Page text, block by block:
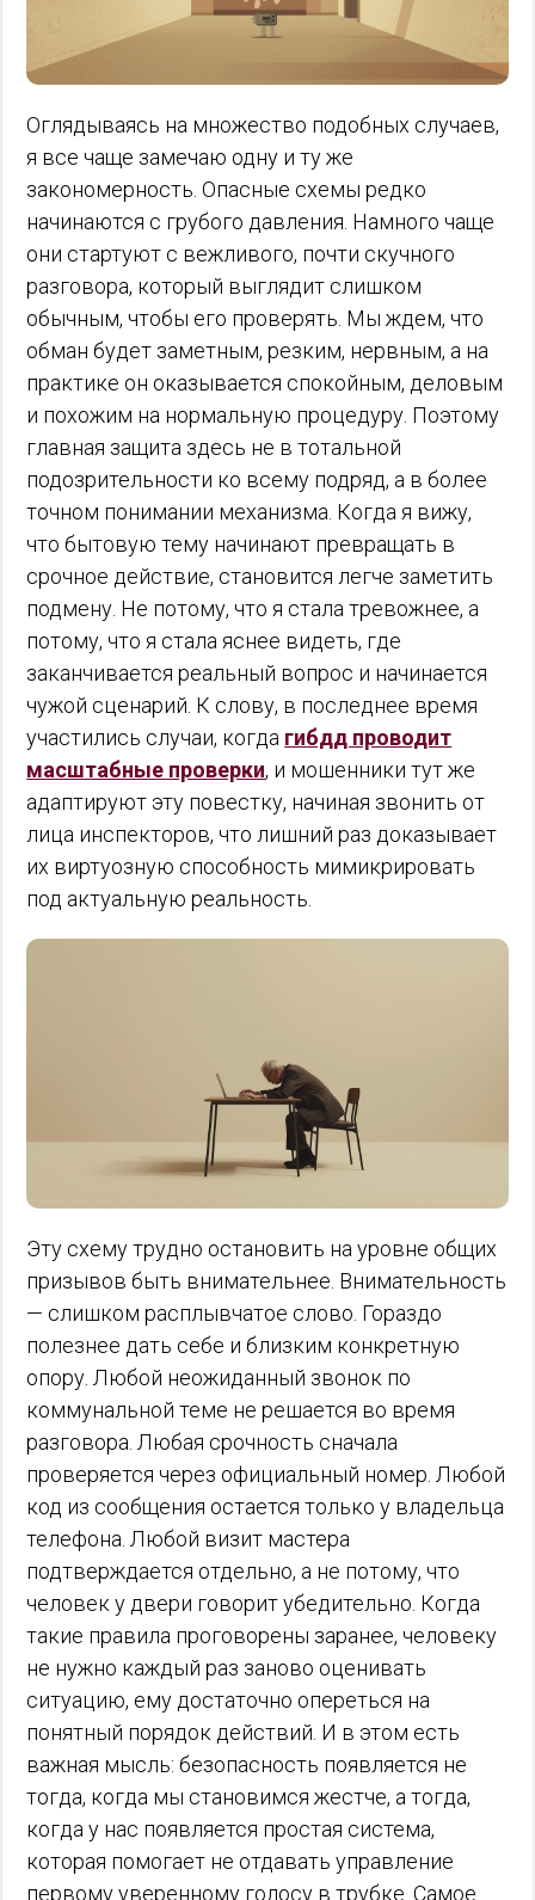
Оглядываясь на множество подобных случаев,
я все чаще замечаю одну и ту же
закономерность. Опасные схемы редко
начинаются с грубого давления. Намного чаще
они стартуют с вежливого, почти скучного
разговора, который выглядит слишком
обычным, чтобы его проверять. Мы ждем, что
обман будет заметным, резким, нервным, а на
практике он оказывается спокойным, деловым
и похожим на нормальную процедуру. Поэтому
главная защита здесь не в тотальной
подозрительности ко всему подряд, а в более
точном понимании механизма. Когда я вижу,
что бытовую тему начинают превращать в
срочное действие, становится легче заметить
подмену. Не потому, что я стала тревожнее, а
потому, что я стала яснее видеть, где
заканчивается реальный вопрос и начинается
чужой сценарий. К слову, в последнее время
участились случаи, когда гибдд проводит
масштабные проверки, и мошенники тут же
адаптируют эту повестку, начиная звонить от
лица инспекторов, что лишний раз доказывает
их виртуозную способность мимикрировать
под актуальную реальность.
Эту схему трудно остановить на уровне общих
призывов быть внимательнее. Внимательность
— слишком расплывчатое слово. Гораздо
полезнее дать себе и близким конкретную
опору. Любой неожиданный звонок по
коммунальной теме не решается во время
разговора. Любая срочность сначала
проверяется через официальный номер. Любой
код из сообщения остается только у владельца
телефона. Любой визит мастера
подтверждается отдельно, а не потому, что
человек у двери говорит убедительно. Когда
такие правила проговорены заранее, человеку
не нужно каждый раз заново оценивать
ситуацию, ему достаточно опереться на
понятный порядок действий. И в этом есть
важная мысль: безопасность появляется не
тогда, когда мы становимся жестче, а тогда,
когда у нас появляется простая система,
которая помогает не отдавать управление
первому уверенному голосу в трубке. Самое